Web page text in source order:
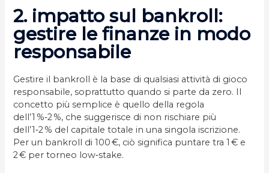
2. impatto sul bankroll:
gestire le finanze in modo
responsabile
Gestire il bankroll è la base di qualsiasi attività di gioco
responsabile, soprattutto quando si parte da zero. Il
concetto più semplice è quello della regola
dell’1 %‑2 %, che suggerisce di non rischiare più
dell’1‑2 % del capitale totale in una singola iscrizione.
Per un bankroll di 100 €, ciò significa puntare tra 1 € e
2 € per torneo low‑stake.